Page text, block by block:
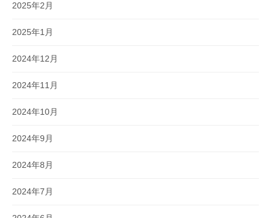
2025年2月
2025年1月
2024年12月
2024年11月
2024年10月
2024年9月
2024年8月
2024年7月